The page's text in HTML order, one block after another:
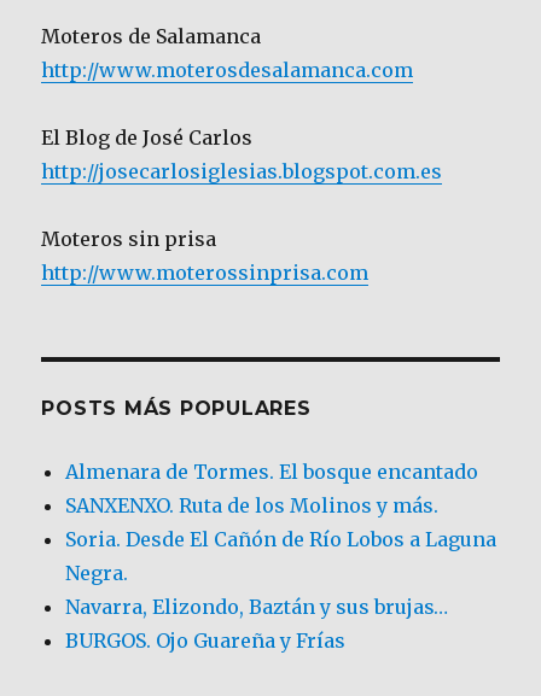
Moteros de Salamanca
http://www.moterosdesalamanca.com
El Blog de José Carlos
http://josecarlosiglesias.blogspot.com.es
Moteros sin prisa
http://www.moterossinprisa.com
POSTS MÁS POPULARES
Almenara de Tormes. El bosque encantado
SANXENXO. Ruta de los Molinos y más.
Soria. Desde El Cañón de Río Lobos a Laguna
Negra.
Navarra, Elizondo, Baztán y sus brujas…
BURGOS. Ojo Guareña y Frías